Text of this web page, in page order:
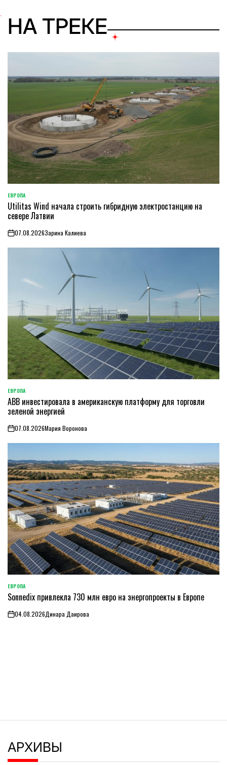
НА ТРЕКЕ
ОПУБЛИКОВАНО
ЕВРОПА
Utilitas Wind начала строить гибридную электростанцию на
севере Латвии
on07.08.2026Зарина Калиева
ОПУБЛИКОВАНО
В
ЕВРОПА
ABB инвестировала в американскую платформу для торговли
зеленой энергией
on07.08.2026Мария Воронова
ОПУБЛИКОВАНО
В
ЕВРОПА
Sonnedix привлекла 730 млн евро на энергопроекты в Европе
on04.08.2026Динара Даирова
АРХИВЫ